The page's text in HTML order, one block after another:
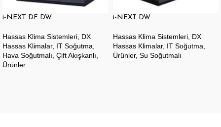
i-NEXT DF DW
Hassas Klima Sistemleri DX
Hassas Klimalar, IT Soğutma
Hava Soğutmalı, Çift Akışkanlı
Ürünler
i-NEXT DW
Hassas Klima Sistemleri DX
Hassas Klimalar, IT Soğutma
Ürünler, Su Soğutmalı